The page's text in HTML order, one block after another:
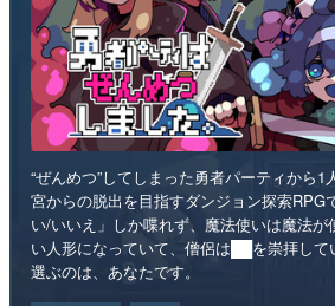
“ぜんめつ”してしまった勇者パーティから
宮からの脱出を目指すダンジョン探索RPG
い/いいえ」しか喋れず、魔法使いは魔法が
い人形になっていて、僧侶は██を崇拝して
選ぶのは、あなたです。